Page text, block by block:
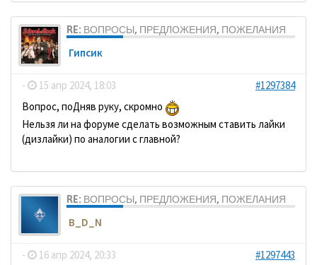
RE: ВОПРОСЫ, ПРЕДЛОЖЕНИЯ, ПОЖЕЛАНИЯ
Гипсик
- 15 апр 2024, 18:03
#1297384
Вопрос, поДняв руку, скромно
Нельзя ли на форуме сделать возможным ставить лайки
(дизлайки) по аналогии с главной?
RE: ВОПРОСЫ, ПРЕДЛОЖЕНИЯ, ПОЖЕЛАНИЯ
B_D_N
- 16 апр 2024, 20:33 #1297443